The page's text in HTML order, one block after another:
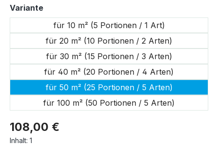
108,00 €
Inhalt: 1
Varianteauswählen
für 10 m² (5 Portionen / 1 Art)
für 20 m² (10 Portionen / 2 Arten)
für 30 m² (15 Portionen / 3 Arten)
für 40 m² (20 Portionen / 4 Arten)
für 50 m² (25 Portionen / 5 Arten)
für 100 m² (50 Portionen / 5 Arten)